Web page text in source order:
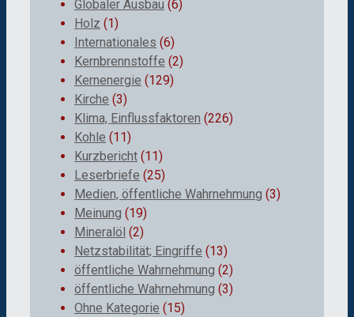
Globaler Ausbau (6)
Holz (1)
Internationales (6)
Kernbrennstoffe (2)
Kernenergie (129)
Kirche (3)
Klima, Einflussfaktoren (226)
Kohle (11)
Kurzbericht (11)
Leserbriefe (25)
Medien, öffentliche Wahrnehmung (3)
Meinung (19)
Mineralöl (2)
Netzstabilität; Eingriffe (13)
öffentliche Wahrnehmung (2)
öffentliche Wahrnehmung (3)
Ohne Kategorie (15)